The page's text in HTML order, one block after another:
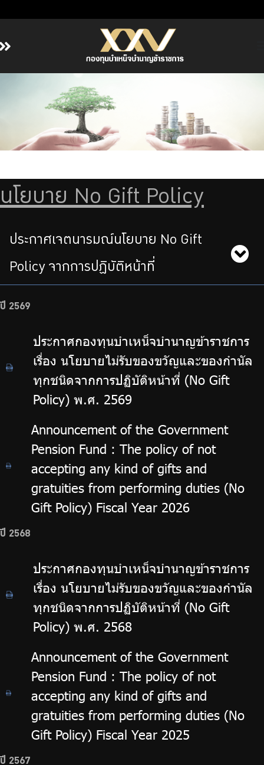
เกี่ยวกับ กบข.
ลงทุน
การบริหารความเสี่ยง
รายงานผลการดำเนินงาน
ข่าวสารและกิจกรรม
บริการเจ้าหน้าที่ส่วนราชการ
นโยบาย No Gift Policy
ประกาศเจตนารมณ์นโยบาย No Gift
Policy จากการปฏิบัติหน้าที่
ปี 2569
ประกาศกองทุนบำเหน็จบำนาญข้าราชการ
เรื่อง นโยบายไม่รับของขวัญและของกำนัล
ทุกชนิดจากการปฏิบัติหน้าที่ (No Gift
Policy) พ.ศ. 2569
Announcement of the Government
Pension Fund : The policy of not
accepting any kind of gifts and
gratuities from performing duties (No
Gift Policy) Fiscal Year 2026
ปี 2568
ประกาศกองทุนบำเหน็จบำนาญข้าราชการ
เรื่อง นโยบายไม่รับของขวัญและของกำนัล
ทุกชนิดจากการปฏิบัติหน้าที่ (No Gift
Policy) พ.ศ. 2568
Announcement of the Government
Pension Fund : The policy of not
accepting any kind of gifts and
gratuities from performing duties (No
Gift Policy) Fiscal Year 2025
ปี 2567